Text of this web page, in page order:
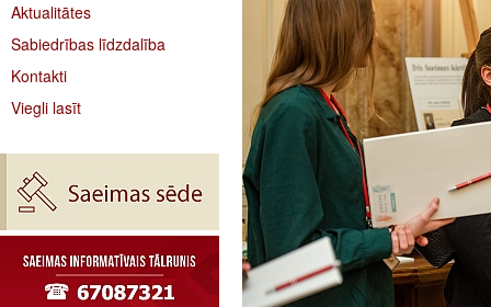
Aktualitātes
Sabiedrības līdzdalība
Kontakti
Viegli lasīt